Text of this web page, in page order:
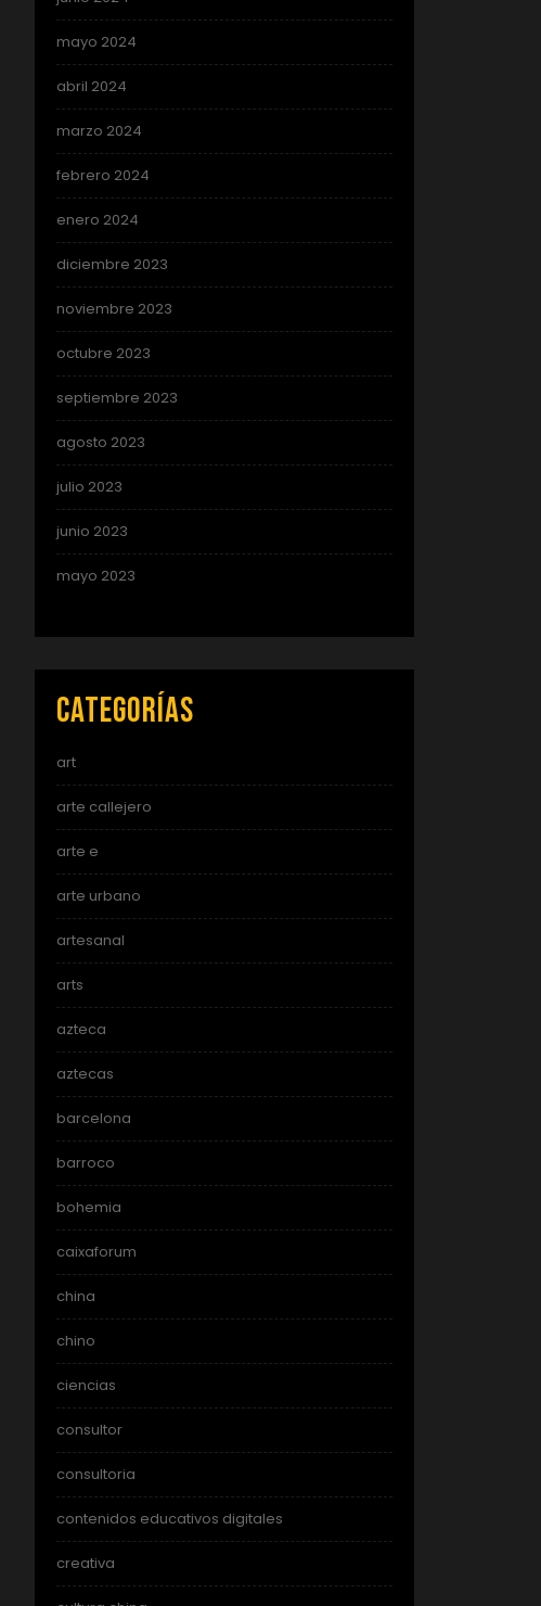
mayo 2024
abril 2024
marzo 2024
febrero 2024
enero 2024
diciembre 2023
noviembre 2023
octubre 2023
septiembre 2023
agosto 2023
julio 2023
junio 2023
mayo 2023
Categorías
art
arte callejero
arte e
arte urbano
artesanal
arts
azteca
aztecas
barcelona
barroco
bohemia
caixaforum
china
chino
ciencias
consultor
consultoria
contenidos educativos digitales
creativa